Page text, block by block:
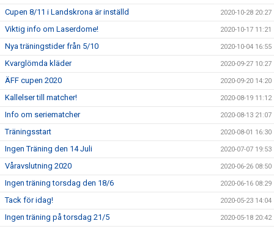
Cupen 8/11 i Landskrona är inställd 2020-10-28 20:27
Viktig info om Laserdome! 2020-10-17 11:21
Nya träningstider från 5/10 2020-10-04 16:55
Kvarglömda kläder 2020-09-27 10:27
ÄFF cupen 2020 2020-09-20 14:20
Kallelser till matcher! 2020-08-19 11:12
Info om seriematcher 2020-08-13 21:07
Träningsstart 2020-08-01 16:30
Ingen Träning den 14 Juli 2020-07-07 19:53
Våravslutning 2020 2020-06-26 08:50
Ingen träning torsdag den 18/6 2020-06-16 08:29
Tack för idag! 2020-05-23 14:04
Ingen träning på torsdag 21/5 2020-05-18 20:42